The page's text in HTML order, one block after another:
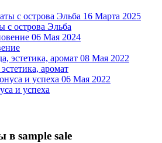
16 Марта 2025
с острова Эльба
06 Мая 2024
08 Мая 2022
аромат
06 Мая 2022
и успеха
sample sale